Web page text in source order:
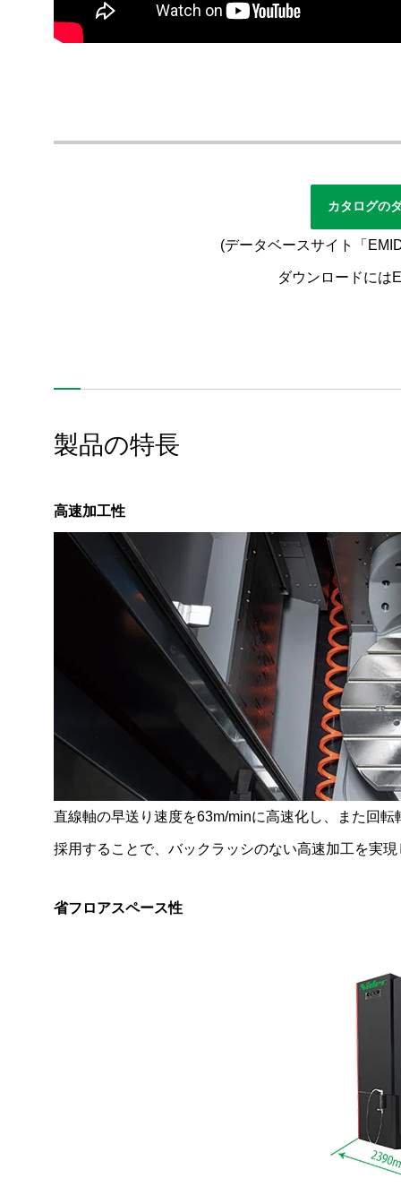
カタログの
(データベースサイト「
ダウンロードには
製品の特長
高速加工性
直線軸の早送り速度を63m/minに高速化し、また回
採用することで、バックラッシのない高速加工を実
省フロアスペース性
サポート・サービス
ニデックオーケーケー
TAKISAWA公式YouTubeチャンネル
TAKISAWA公式Facebook
このサイトについて プライバシーポリシー
ソーシャルメディアポリシー
All Rights Reserved. Copyright(C) NIDEC CORPORATION